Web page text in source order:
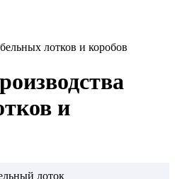
лотков и коробов
и